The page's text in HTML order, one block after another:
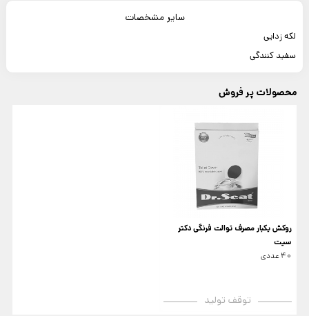
سایر مشخصات
لکه زدایی
سفید کنندگی
محصولات پر فروش
روکش یکبار مصرف توالت فرنگی دکتر
سیت
40 عددی
توقف تولید